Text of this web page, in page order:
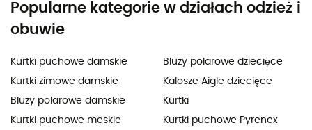
Popularne kategorie w działach odzież i
obuwie
Kurtki puchowe damskie
Kurtki zimowe damskie
Bluzy polarowe damskie
Kurtki puchowe meskie
Bluzy polarowe dziecięce
Kalosze Aigle dziecięce
Kurtki
Kurtki puchowe Pyrenex